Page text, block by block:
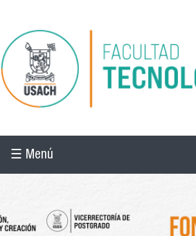
Pasar al contenido principal
☰ Menú